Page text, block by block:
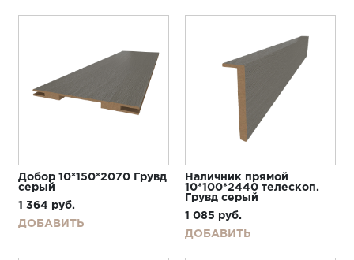
Добор 10*150*2070 Грувд
серый
1 364 руб.
ДОБАВИТЬ
Наличник прямой
10*100*2440 телескоп.
Грувд серый
1 085 руб.
ДОБАВИТЬ